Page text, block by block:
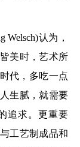
Welsch)认为，
美时，艺术所
代，多吃一点
生腻，就需要
追求。更重要
工艺制成品和